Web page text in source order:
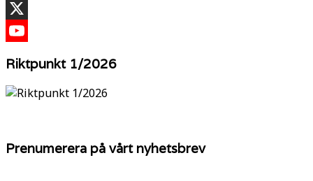
TikTok
X
Riktpunkt 1/2026
Prenumerera på vårt nyhetsbrev